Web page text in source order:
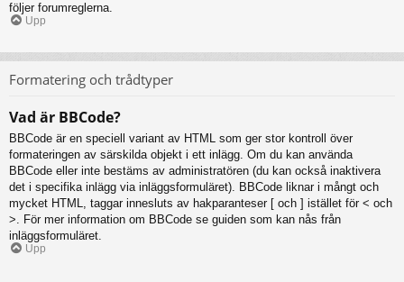
följer forumreglerna.
Upp
Formatering och trådtyper
Vad är BBCode?
BBCode är en speciell variant av HTML som ger stor kontroll över
formateringen av särskilda objekt i ett inlägg. Om du kan använda
BBCode eller inte bestäms av administratören (du kan också inaktivera
det i specifika inlägg via inläggsformuläret). BBCode liknar i mångt och
mycket HTML, taggar innesluts av hakparanteser [ och ] istället för < och
>. För mer information om BBCode se guiden som kan nås från
inläggsformuläret.
Upp